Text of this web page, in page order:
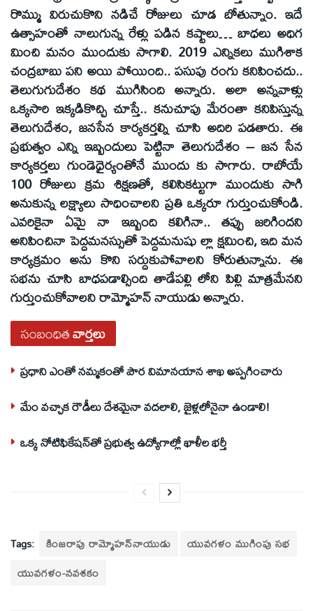
రొమ్ము విరుచుకొని నడిచే రోజులు చూడ బోతున్నాం. ఇదే
ఉత్సాహంతో నాలుగున్న రేళ్లు పడిన కష్టాలు… బాధలు అధిగ
మించి మనం ముందుకు సాగాలి. 2019 ఎన్నికలు ముగిశాక
చంద్రబాబు పని అయి పోయింది.. పసుపు రంగు కనిపించదు..
తెలుగుగుదేశం కథ ముగిసింది అన్నారు. అలా అన్నవాళ్లు
ఒక్కసారి ఇక్కడికొచ్చి చూస్తే.. కనుచూపు మేరంతా కనిపిస్తున్న
తెలుగుదేశం, జనసేన కార్యకర్తల్ని చూసి అదిరి పడతారు. ఈ
ప్రభుత్వం ఎన్ని ఇబ్బందులు పెట్టినా తెలుగుదేశం – జన సేన
కార్యకర్తలు గుండెధైర్యంతోనే ముందు కు సాగారు. రాబోయే
100 రోజులు క్రమ శిక్షణతో, కలిసికట్టుగా ముందుకు సాగి
అనుకున్న లక్ష్యాలు సాధించాలని ప్రతి ఒక్కరూ గుర్తుంచుకోండి.
ఎవరికైనా ఏమై నా ఇబ్బంది కలిగినా.. తప్పు జరిగిందని
అనిపించినా పెద్దమనస్సుతో పెద్దమనుషు ల్లా క్షమించి, ఇది మన
కార్యక్రమం అను కొని సర్దుకుపోవాలని కోరుతున్నాను. ఈ
సభను చూసి బాధపడాల్సింది తాడేపల్లి లోని పిల్లి మాత్రమేనని
గుర్తుంచుకోవాలని రామ్మోహన్‌ నాయుడు అన్నారు.
సంబంధితవార్తలు
ప్రధాని ఎంతో నమ్మకంతో పౌర విమానయాన శాఖ అప్పగించారు
మేం వచ్చాక రౌడీలు దేశమైనా వదలాలి, జైళ్లలోనైనా ఉండాలి!
ఒక్క నోటిఫికేషన్‌తో ప్రభుత్వ ఉద్యోగాల్లో ఖాళీల భర్తీ
Tags: కింజరాపు రామ్మోహన్‌నాయుడు
యువగళం ముగింపు సభ
యువగళం-నవశకం